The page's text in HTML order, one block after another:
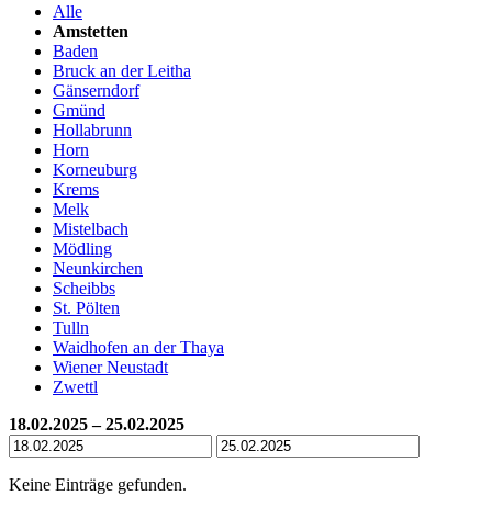
Alle
Amstetten
Baden
Bruck an der Leitha
Gänserndorf
Gmünd
Hollabrunn
Horn
Korneuburg
Krems
Melk
Mistelbach
Mödling
Neunkirchen
Scheibbs
St. Pölten
Tulln
Waidhofen an der Thaya
Wiener Neustadt
Zwettl
18.02.2025 – 25.02.2025
Keine Einträge gefunden.